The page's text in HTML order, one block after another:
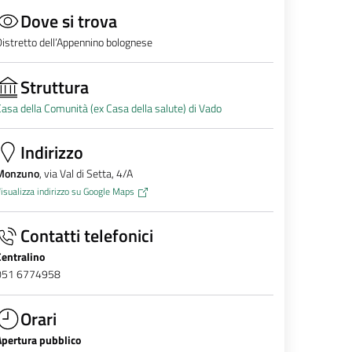
Dove si trova
dell’Appennino bolognese
Struttura
della Comunità (ex Casa della salute) di Vado
Indirizzo
, via Val di Setta, 4/A
indirizzo su Google Maps
Contatti telefonici
6774958
Orari
pubblico